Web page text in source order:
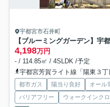
宇都宮市石井町
【ブルーミングガーデン】宇
4,198万円
- / 114.85㎡ / 4SLDK /予定
宇都宮芳賀ライト線「陽東３
都市ガス 陽当り良好 オール
バリアフリー
ウォークインク